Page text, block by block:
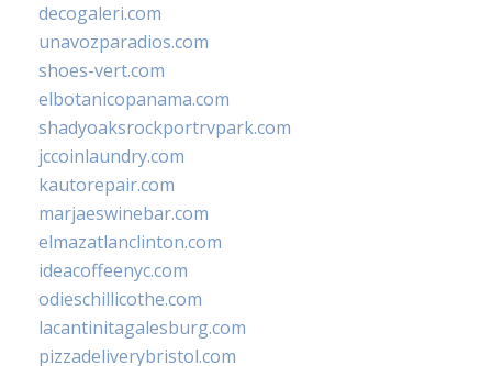
decogaleri.com
unavozparadios.com
shoes-vert.com
elbotanicopanama.com
shadyoaksrockportrvpark.com
jccoinlaundry.com
kautorepair.com
marjaeswinebar.com
elmazatlanclinton.com
ideacoffeenyc.com
odieschillicothe.com
lacantinitagalesburg.com
pizzadeliverybristol.com